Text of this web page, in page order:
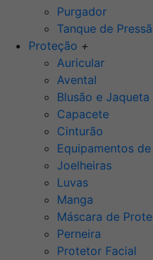
Purgador
Tanque de
Proteção +
Auricular
Avental
Blusão e Jaqueta
Capacete
Cinturão
Equipamentos
Joelheiras
Luvas
Manga
Máscara de
Perneira
Protetor Facial